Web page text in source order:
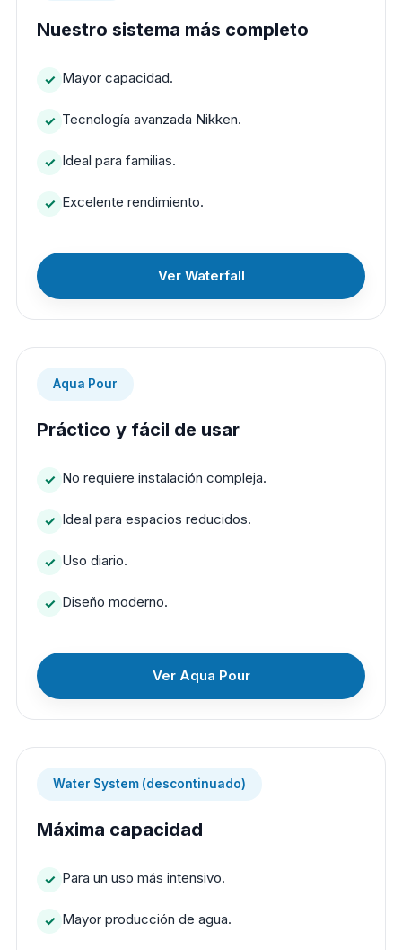
Nuestro sistema más completo
Mayor capacidad.
Tecnología avanzada Nikken.
Ideal para familias.
Excelente rendimiento.
Ver Waterfall
Aqua Pour
Práctico y fácil de usar
No requiere instalación compleja.
Ideal para espacios reducidos.
Uso diario.
Diseño moderno.
Ver Aqua Pour
Water System (descontinuado)
Máxima capacidad
Para un uso más intensivo.
Mayor producción de agua.